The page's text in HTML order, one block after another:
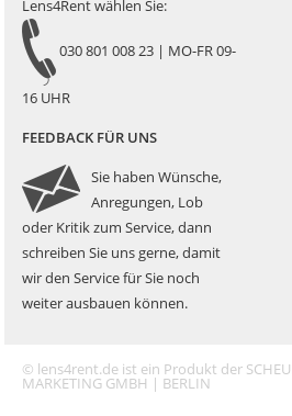
Lens4Rent wählen Sie:
030 801 008 23 | MO-FR 09-
16 UHR
FEEDBACK FÜR UNS
Sie haben Wünsche,
Anregungen, Lob
oder Kritik zum Service, dann
schreiben Sie uns gerne, damit
wir den Service für Sie noch
weiter ausbauen können.
© lens4rent.de ist ein Produkt der
MARKETING GMBH | BERLIN